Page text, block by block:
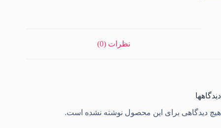
نظرات (0)
دیدگاهها
هیچ دیدگاهی برای این محصول نوشته نشده است.